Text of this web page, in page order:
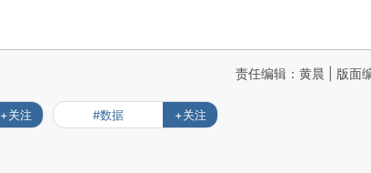
责任编辑：黄晨 | 版面
+关注 #数据 +关注